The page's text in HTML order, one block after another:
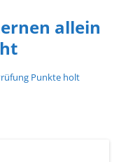
allein
Punkte holt